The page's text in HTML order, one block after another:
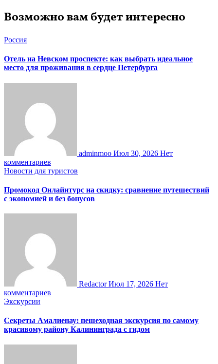
Возможно вам будет интересно
Россия
Отель на Невском проспекте: как выбрать идеальное
место для проживания в сердце Петербурга
adminmoo Июл 30, 2026 Нет
комментариев
Новости для туристов
Промокод Онлайнтурс на скидку: сравнение путешествий
с экономией и без бонусов
RedactorИюл 17, 2026 Нет
комментариев
Экскурсии
Секреты Амалиенау: пешеходная экскурсия по самому
красивому району Калининграда с гидом